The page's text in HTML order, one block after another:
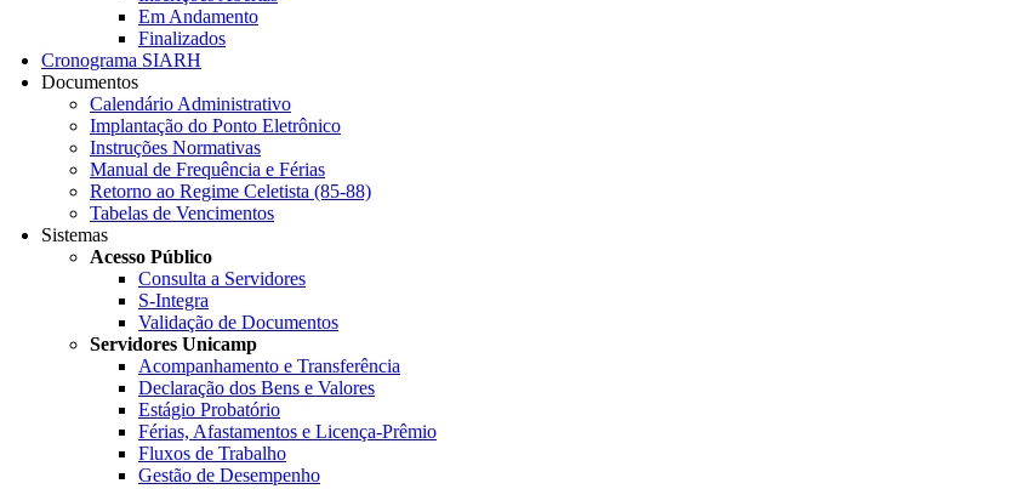
Em Andamento
Finalizados
Cronograma SIARH
Documentos
Calendário Administrativo
Implantação do Ponto Eletrônico
Instruções Normativas
Manual de Frequência e Férias
Retorno ao Regime Celetista (85-88)
Tabelas de Vencimentos
Sistemas
Acesso Público
Consulta a Servidores
S-Integra
Validação de Documentos
Servidores Unicamp
Acompanhamento e Transferência
Declaração dos Bens e Valores
Estágio Probatório
Férias, Afastamentos e Licença-Prêmio
Fluxos de Trabalho
Gestão de Desempenho